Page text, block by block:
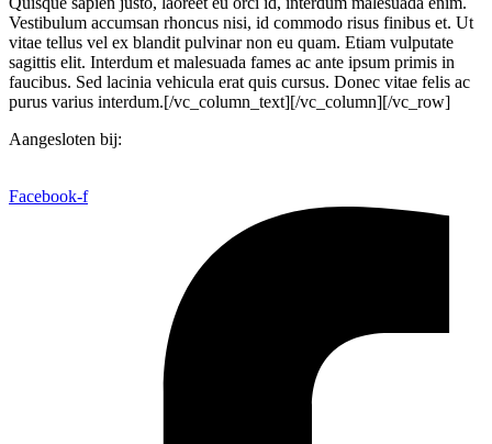
Vestibulum accumsan rhoncus nisi, id commodo risus finibus et. Ut
vitae tellus vel ex blandit pulvinar non eu quam. Etiam vulputate
sagittis elit. Interdum et malesuada fames ac ante ipsum primis in
faucibus. Sed lacinia vehicula erat quis cursus. Donec vitae felis ac
purus varius interdum.[/vc_column_text][/vc_column][/vc_row]
Aangesloten bij:
Facebook-f